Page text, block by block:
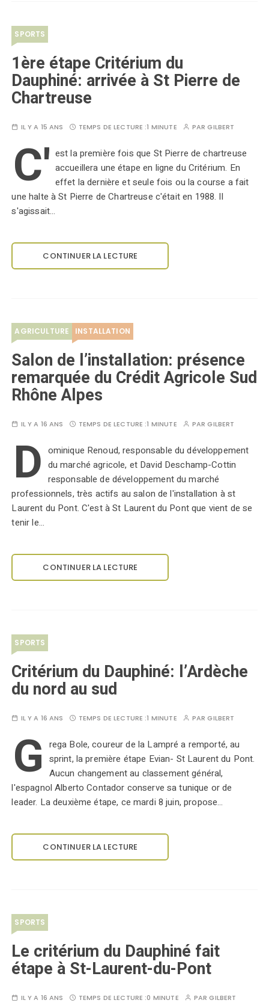
SPORTS
1ère étape Critérium du
Dauphiné: arrivée à St Pierre de
Chartreuse
IL Y A 15 ANS TEMPS DE LECTURE :1 MINUTE PARGILBERT
C' est la première fois que St Pierre de chartreuse
accueillera une étape en ligne du Critérium. En
effet la dernière et seule fois ou la course a fait
une halte à St Pierre de Chartreuse c'était en 1988. Il
s'agissait…
CONTINUER LA LECTURE
AGRICULTURE INSTALLATION
Salon de l’installation: présence
remarquée du Crédit Agricole Sud
Rhône Alpes
IL Y A 16 ANS TEMPS DE LECTURE :1 MINUTE PARGILBERT
D ominique Renoud, responsable du développement
du marché agricole, et David Deschamp-Cottin
responsable de développement du marché
professionnels, très actifs au salon de l'installation à st
Laurent du Pont. C'est à St Laurent du Pont que vient de se
tenir le…
CONTINUER LA LECTURE
SPORTS
Critérium du Dauphiné: l’Ardèche
du nord au sud
IL Y A 16 ANS TEMPS DE LECTURE :1 MINUTE PARGILBERT
G rega Bole, coureur de la Lampré a remporté, au
sprint, la première étape Evian- St Laurent du Pont.
Aucun changement au classement général,
l'espagnol Alberto Contador conserve sa tunique or de
leader. La deuxième étape, ce mardi 8 juin, propose…
CONTINUER LA LECTURE
SPORTS
Le critérium du Dauphiné fait
étape à St-Laurent-du-Pont
IL Y A 16 ANS TEMPS DE LECTURE :0 MINUTE PARGILBERT